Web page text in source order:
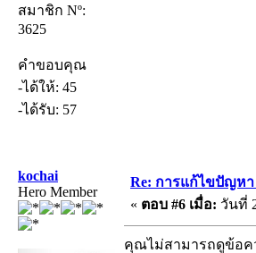
สมาชิก Nº:
3625
คำขอบคุณ
-ได้ให้: 45
-ได้รับ: 57
kochai
Hero Member
Re: การแก้ไขปัญหา
« ตอบ #6 เมื่อ: วันที่
คุณไม่สามารถดูข้อ